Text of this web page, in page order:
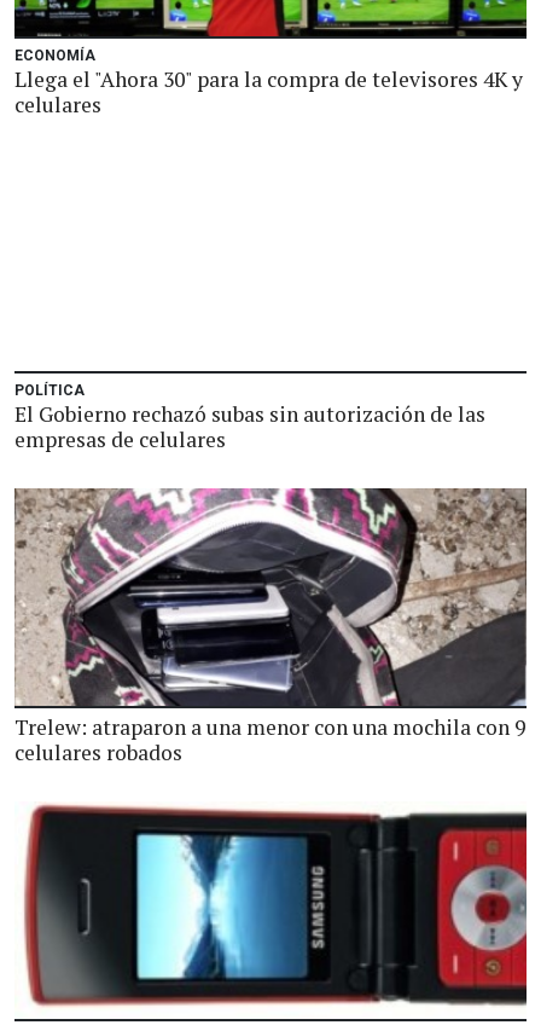
ECONOMÍA
Llega el "Ahora 30" para la compra de televisores 4K y
celulares
POLÍTICA
El Gobierno rechazó subas sin autorización de las
empresas de celulares
Trelew: atraparon a una menor con una mochila con 9
celulares robados